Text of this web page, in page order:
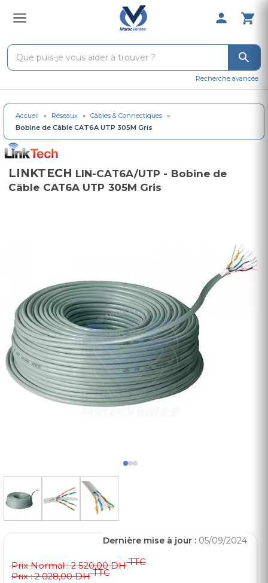
0 Produit
Recherche avancée
Accueil » Réseaux » Câbles & Connectiques »
Bobine de Câble CAT6A UTP 305M Gris
LINKTECH LIN-CAT6A/UTP - Bobine de
Câble CAT6A UTP 305M Gris
Prix Normal :2 520,00 DHTTC
Prix : 2 028,00 DHTTC
Dernière mise à jour : 05/09/2024